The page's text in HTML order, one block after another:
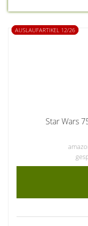
AUSLAUFARTIKEL 12/26
Star Wars